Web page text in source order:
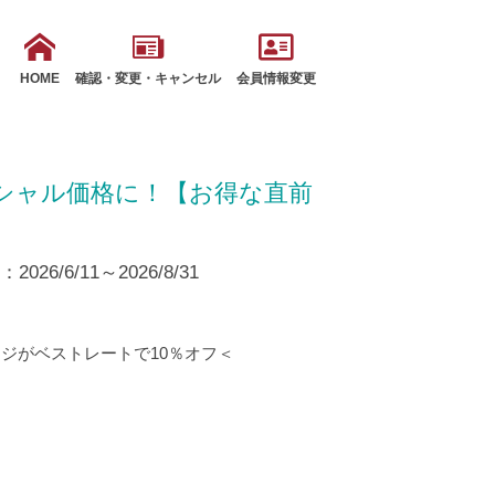
HOME 確認・変更・キャンセル 会員情報変更
ャル価格に！【お得な直前
2026/6/11～2026/8/31
がベストレートで10％オフ＜